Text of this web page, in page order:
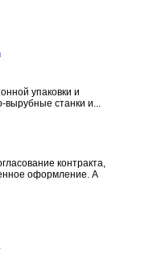
упаковки и
вырубные станки и...
контракта,
оформление. А